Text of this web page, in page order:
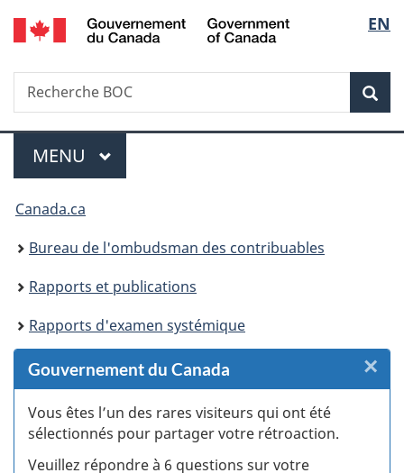
Passer
au
Passer
au
Passer
à
du
Passer
à
simplifiée
de
la
EN
Recherche
Recherche
BOC
Menu
MENU PRINCIPAL
Vous
êtes
ici :
Canada.ca
Bureau de l'ombudsman des contribuables
Rapports et publications
Rapports d'examen systémique
Gouvernement du Canada
Vous êtes l’un des rares visiteurs qui ont été
sélectionnés pour partager votre rétroaction.
Veuillez répondre à 6 questions sur votre
×